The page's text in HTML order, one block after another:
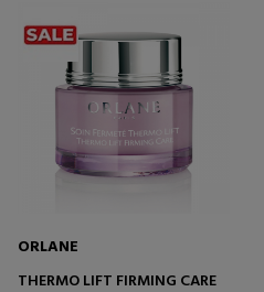
ORLANE
THERMO LIFT FIRMING CARE